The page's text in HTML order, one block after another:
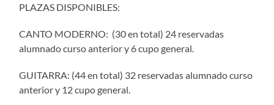
PLAZAS DISPONIBLES:
CANTO MODERNO: (30 en total) 24 reservadas
alumnado curso anterior y 6 cupo general.
GUITARRA: (44 en total) 32 reservadas alumnado curso
anterior y 12 cupo general.